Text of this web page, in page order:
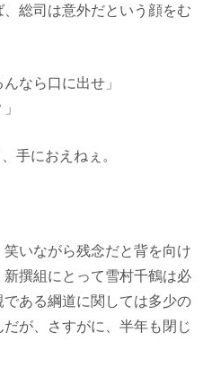
総司は意外だという顔をむ
なら口に出せ」
手におえねぇ。
いながら残念だと背を向け
撰組にとって雪村千鶴は必
ある綱道に関しては多少の
が、さすがに、半年も閉じ